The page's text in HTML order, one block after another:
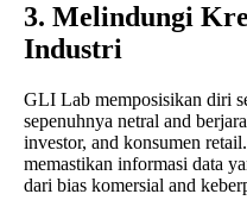
3. Melindungi
Industri
GLI Lab memposisikan diri
sepenuhnya netral and
investor, and konsumen
memastikan informasi data
dari bias komersial and